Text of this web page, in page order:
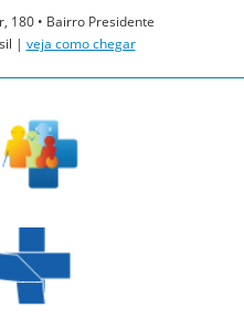
180 • Bairro Presidente
| veja como chegar